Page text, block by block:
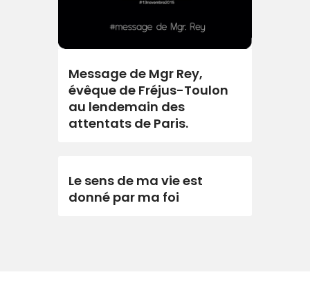
Message de Mgr Rey,
évêque de Fréjus-Toulon
au lendemain des
attentats de Paris.
Le sens de ma vie est
donné par ma foi